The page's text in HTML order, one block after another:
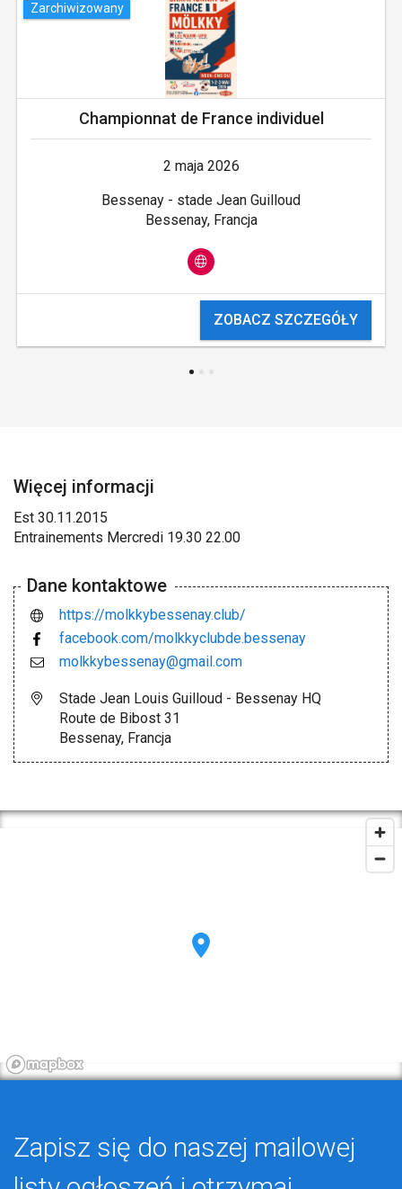
Zarchiwizowany
Championnat de France individuel
2 maja 2026
Bessenay - stade Jean Guilloud
Bessenay, Francja
ZOBACZ SZCZEGÓŁY
Więcej informacji
Est 30.11.2015
Entrainements Mercredi 19.30 22.00
Dane kontaktowe
https://molkkybessenay.club/
facebook.com/molkkyclubde.bessenay
molkkybessenay@gmail.com
Stade Jean Louis Guilloud - Bessenay HQ
Route de Bibost 31
Bessenay, Francja
Zapisz się do naszej mailowej